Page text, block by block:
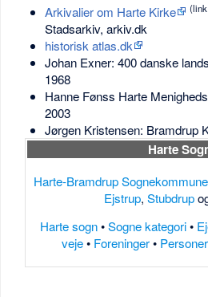
Arkivalier om Harte Kirke
Stadsarkiv, arkiv.dk
historisk atlas.dk
Johan Exner: 400 danske
1968
Hanne Fønss Harte
2003
Jørgen Kristensen: Bramdrup
Harte
Harte-Bramdrup Sognekommune
Ejstrup, Stubdrup
Harte sogn•Sogne kategori•
veje• Foreninger• Personer